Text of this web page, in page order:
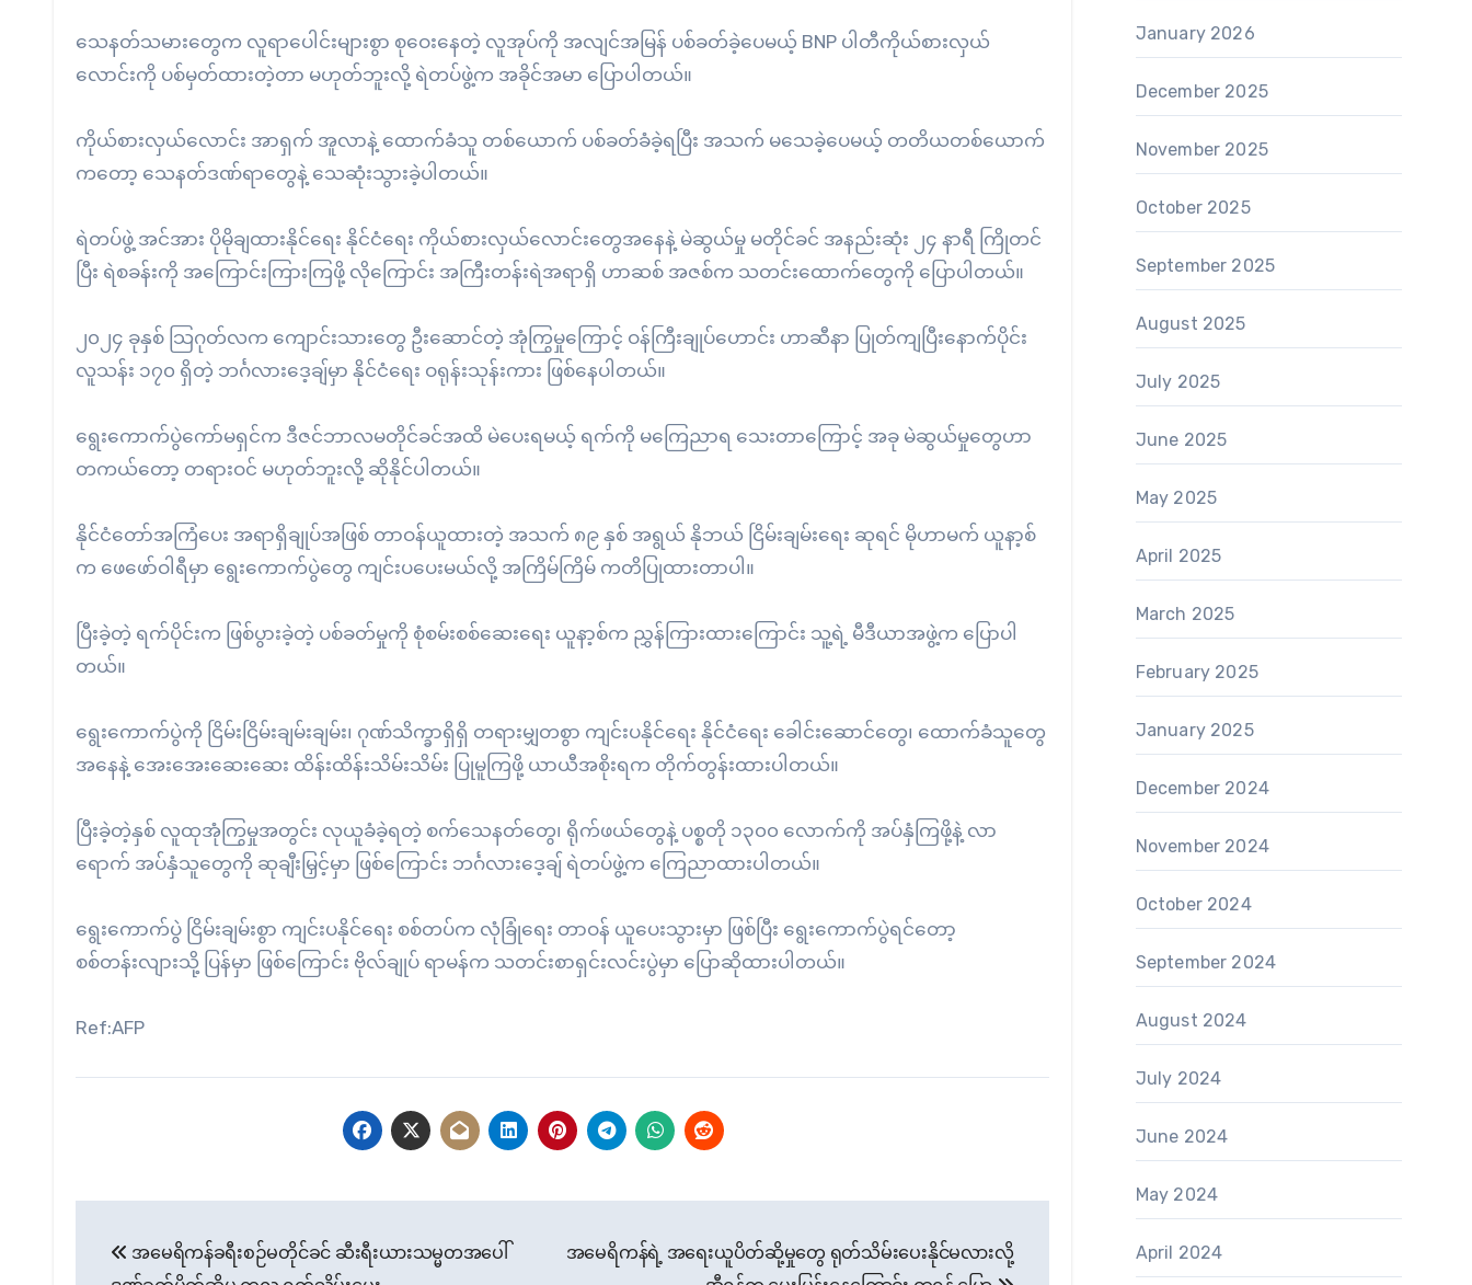
သေနတ်သမားတွေက လူရာပေါင်းများစွာ စုဝေးနေတဲ့ လူအုပ်ကို အလျင်အမြန် ပစ်ခတ်ခဲ့ပေမယ့် BNP ပါတီကိုယ်စားလှယ်
လောင်းကို ပစ်မှတ်ထားတဲ့တာ မဟုတ်ဘူးလို့ ရဲတပ်ဖွဲ့က အခိုင်အမာ ပြောပါတယ်။
ကိုယ်စားလှယ်လောင်း အာရှက် အူလာနဲ့ ထောက်ခံသူ တစ်ယောက် ပစ်ခတ်ခံခဲ့ရပြီး အသက် မသေခဲ့ပေမယ့် တတိယတစ်ယောက်
ကတော့ သေနတ်ဒဏ်ရာတွေနဲ့ သေဆုံးသွားခဲ့ပါတယ်။
ရဲတပ်ဖွဲ့ အင်အား ပိုမိုချထားနိုင်ရေး နိုင်ငံရေး ကိုယ်စားလှယ်လောင်းတွေအနေနဲ့ မဲဆွယ်မှု မတိုင်ခင် အနည်းဆုံး ၂၄ နာရီ ကြိုတင်
ပြီး ရဲစခန်းကို အကြောင်းကြားကြဖို့ လိုကြောင်း အကြီးတန်းရဲအရာရှိ ဟာဆစ် အဇစ်က သတင်းထောက်တွေကို ပြောပါတယ်။
၂၀၂၄ ခုနှစ် သြဂုတ်လက ကျောင်းသားတွေ ဦးဆောင်တဲ့ အုံကြွမှုကြောင့် ဝန်ကြီးချုပ်ဟောင်း ဟာဆီနာ ပြုတ်ကျပြီးနောက်ပိုင်း
လူသန်း ၁၇၀ ရှိတဲ့ ဘင်္ဂလားဒေ့ချ်မှာ နိုင်ငံရေး ဝရုန်းသုန်းကား ဖြစ်နေပါတယ်။
ရွေးကောက်ပွဲကော်မရှင်က ဒီဇင်ဘာလမတိုင်ခင်အထိ မဲပေးရမယ့် ရက်ကို မကြေညာရ သေးတာကြောင့် အခု မဲဆွယ်မှုတွေဟာ
တကယ်တော့ တရားဝင် မဟုတ်ဘူးလို့ ဆိုနိုင်ပါတယ်။
နိုင်ငံတော်အကြံပေး အရာရှိချုပ်အဖြစ် တာဝန်ယူထားတဲ့ အသက် ၈၉ နှစ် အရွယ် နိုဘယ် ငြိမ်းချမ်းရေး ဆုရင် မိုဟာမက် ယူနာ့စ်
က ဖေဖော်ဝါရီမှာ ရွေးကောက်ပွဲတွေ ကျင်းပပေးမယ်လို့ အကြိမ်ကြိမ် ကတိပြုထားတာပါ။
ပြီးခဲ့တဲ့ ရက်ပိုင်းက ဖြစ်ပွားခဲ့တဲ့ ပစ်ခတ်မှုကို စုံစမ်းစစ်ဆေးရေး ယူနာ့စ်က ညွှန်ကြားထားကြောင်း သူ့ရဲ့ မီဒီယာအဖွဲ့က ပြောပါ
တယ်။
ရွေးကောက်ပွဲကို ငြိမ်းငြိမ်းချမ်းချမ်း၊ ဂုဏ်သိက္ခာရှိရှိ တရားမျှတစွာ ကျင်းပနိုင်ရေး နိုင်ငံရေး ခေါင်းဆောင်တွေ၊ ထောက်ခံသူတွေ
အနေနဲ့ အေးအေးဆေးဆေး ထိန်းထိန်းသိမ်းသိမ်း ပြုမူကြဖို့ ယာယီအစိုးရက တိုက်တွန်းထားပါတယ်။
ပြီးခဲ့တဲ့နှစ် လူထုအုံကြွမှုအတွင်း လုယူခံခဲ့ရတဲ့ စက်သေနတ်တွေ၊ ရိုက်ဖယ်တွေနဲ့ ပစ္စတို ၁၃၀၀ လောက်ကို အပ်နှံကြဖို့နဲ့ လာ
ရောက် အပ်နှံသူတွေကို ဆုချီးမြှင့်မှာ ဖြစ်ကြောင်း ဘင်္ဂလားဒေ့ချ် ရဲတပ်ဖွဲ့က ကြေညာထားပါတယ်။
ရွေးကောက်ပွဲ ငြိမ်းချမ်းစွာ ကျင်းပနိုင်ရေး စစ်တပ်က လုံခြုံရေး တာဝန် ယူပေးသွားမှာ ဖြစ်ပြီး ရွေးကောက်ပွဲရင်တော့
စစ်တန်းလျားသို့ ပြန်မှာ ဖြစ်ကြောင်း ဗိုလ်ချုပ် ရာမန်က သတင်းစာရှင်းလင်းပွဲမှာ ပြောဆိုထားပါတယ်။
Ref:AFP
navigation
အမေရိကန်ခရီးစဉ်မတိုင်ခင် ဆီးရီးယားသမ္မတအပေါ်
အမေရိကန်ရဲ့ အရေးယူပိတ်ဆို့မှုတွေ ရုတ်သိမ်းပေးနိုင်မလားလို့
January 2026
December 2025
November 2025
October 2025
September 2025
August 2025
July 2025
June 2025
May 2025
April 2025
March 2025
February 2025
January 2025
December 2024
November 2024
October 2024
September 2024
August 2024
July 2024
June 2024
May 2024
April 2024